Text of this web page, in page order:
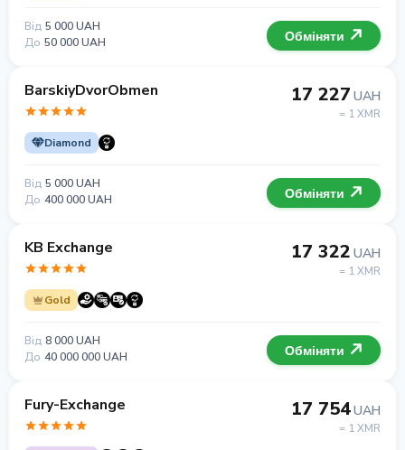
Від 5 000 UAH
До 50 000 UAH Обміняти
BarskiyDvorObmen
Diamond
17 227 UAH
= 1 XMR
Від 5 000 UAH
До 400 000 UAH Обміняти
KB Exchange
Gold
17 322 UAH
= 1 XMR
Від 8 000 UAH
До 40 000 000 UAH Обміняти
Fury-Exchange 17 754UAH
= 1 XMR